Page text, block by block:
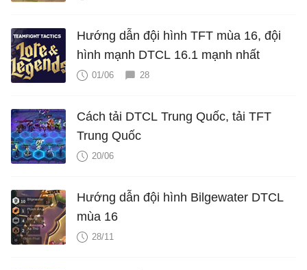
Hướng dẫn đội hình TFT mùa 16, đội
hình mạnh DTCL 16.1 mạnh nhất
01/06 28
Cách tải DTCL Trung Quốc, tải TFT
Trung Quốc
20/06
Hướng dẫn đội hình Bilgewater DTCL
mùa 16
28/11